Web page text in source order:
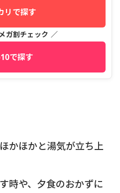
リで探す
ガ割チェック ／
で探す
かほかと湯気が立ち上
時や、夕食のおかずに